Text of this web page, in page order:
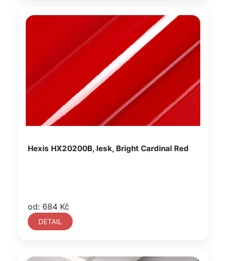
Hexis HX20200B, lesk, Bright Cardinal Red
od: 684 Kč
DETAIL